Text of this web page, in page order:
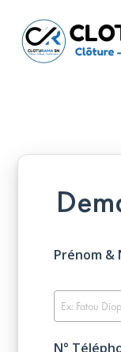
Prénom &
N°